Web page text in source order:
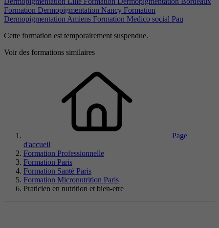
Formation Dermopigmentation Nancy Formation
Dermopigmentation Amiens Formation Medico social Pau
Cette formation est temporairement suspendue.
Voir des formations similaires
Page
d'accueil
Formation Professionnelle
Formation Paris
Formation Santé Paris
Formation Micronutrition Paris
Praticien en nutrition et bien-etre